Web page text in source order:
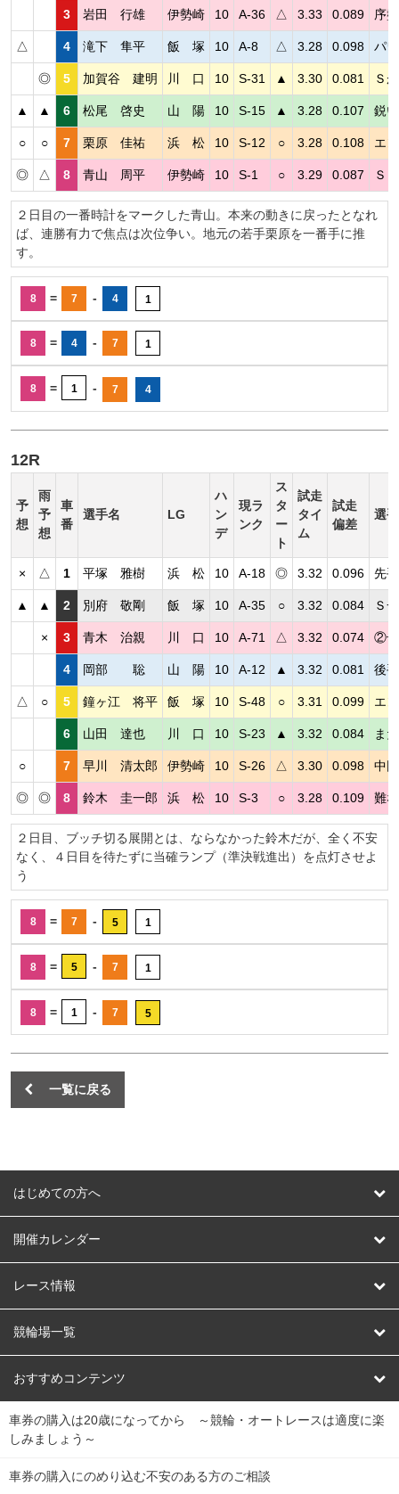
3 岩田 行雄 伊勢崎 10 A-36 △ 3.33 0.089 序
△ 4 滝下 隼平 飯 塚 10 A-8 △ 3.28 0.098 パ
◎ 5 加賀谷 建明 川 口 10 S-31 ▲ 3.30 0.081 Ｓ
▲ ▲ 6 松尾 啓史 山 陽 10 S-15 ▲ 3.28 0.107 鋭
○ ○ 7 栗原 佳祐 浜 松 10 S-12 ○ 3.28 0.108 エ
◎ △ 8 青山 周平 伊勢崎 10 S-1 ○ 3.29 0.087 Ｓ
２日目の一番時計をマークした青山。本来の動きに戻ったとなれ
ば、連勝有力で焦点は次位争い。地元の若手栗原を一番手に推
す。
8 = 7 - 4 1
8 = 4 - 7 1
8 = 1 - 7 4
12R
予
想
雨
予
想
車
番
選手名 LG
ハ
ン
デ
現ラ
ンク
ス
タ
ー
ト
試走
タイ
ム
試走
偏差
選
× △ 1 平塚 雅樹 浜 松 10 A-18 ◎ 3.32 0.096 先
▲ ▲ 2 別府 敬剛 飯 塚 10 A-35 ○ 3.32 0.084 Ｓ
× 3 青木 治親 川 口 10 A-71 △ 3.32 0.074 ②号
4 岡部 聡 山 陽 10 A-12 ▲ 3.32 0.081 後
△ ○ 5 鐘ヶ江 将平 飯 塚 10 S-48 ○ 3.31 0.099 エ
6 山田 達也 川 口 10 S-23 ▲ 3.32 0.084 ま
○ 7 早川 清太郎 伊勢崎 10 S-26 △ 3.30 0.098 中
◎ ◎ 8 鈴木 圭一郎 浜 松 10 S-3 ○ 3.28 0.109 難
２日目、ブッチ切る展開とは、ならなかった鈴木だが、全く不安
なく、４日目を待たずに当確ランプ（準決戦進出）を点灯させよ
う
8 = 7 - 5 1
8 = 5 - 7 1
8 = 1 - 7 5
一覧に戻る
はじめての方へ
はじめての方へ
開催カレンダー
競輪
オートレース
競輪くじ
Dokanto!
チャリロトプラザ
レース情報
レース予想
レース結果
キャリーオーバー一覧
競輪場一覧
北日本 函館競輪場
関
東
弥彦競輪場 前橋競輪場 取手競輪場 宇都宮競輪場
おすすめコンテンツ
競輪選手情報
Perfecta Navi
車券の購入は20歳になってから ～競輪・オートレースは適度に楽
しみましょう～
車券の購入にのめり込む不安のある方のご相談